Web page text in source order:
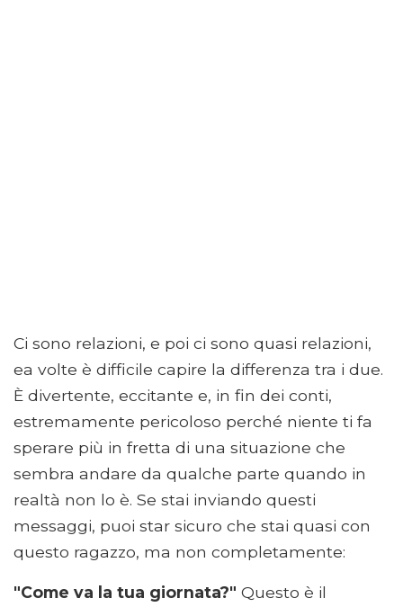
Ci sono relazioni, e poi ci sono quasi relazioni,
ea volte è difficile capire la differenza tra i due.
È divertente, eccitante e, in fin dei conti,
estremamente pericoloso perché niente ti fa
sperare più in fretta di una situazione che
sembra andare da qualche parte quando in
realtà non lo è. Se stai inviando questi
messaggi, puoi star sicuro che stai quasi con
questo ragazzo, ma non completamente:
"Come va la tua giornata?" Questo è il